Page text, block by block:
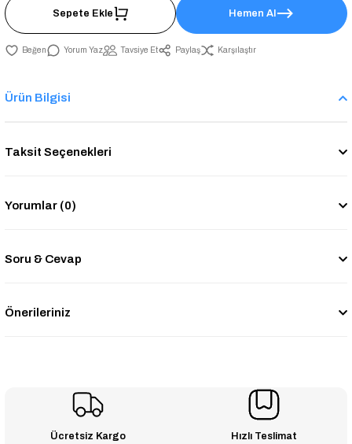
Sepete Ekle Hemen Al
Yorum Yaz Tavsiye Et Paylaş Karşılaştır
Ürün Bilgisi
Taksit Seçenekleri
Yorumlar (0)
Soru & Cevap
Önerileriniz
Ücretsiz Kargo Hızlı Teslimat